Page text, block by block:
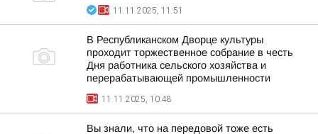
11.11.2025, 11:51
В Республиканском Дворце культуры
проходит торжественное собрание в честь
Дня работника сельского хозяйства и
перерабатывающей промышленности
11.11.2025, 10:48
Вы знали, что на передовой тоже есть